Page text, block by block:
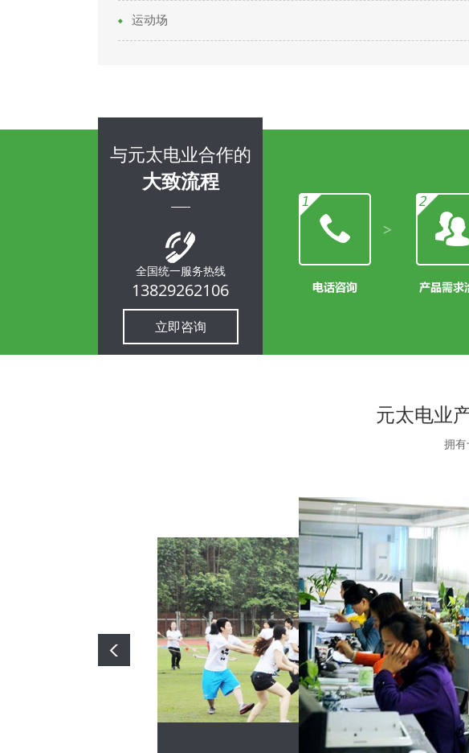
运动场
与元太电业合作的
大致流程
全国统一服务热线
13829262106
立即咨询
元太电业
拥
文体活动
办公室